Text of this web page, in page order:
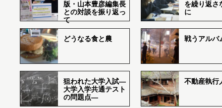
版・山本豊彦編集長
との対談を振り返っ
て
を繰り返さ
に
どうなる食と農 戦うアルバ
狙われた大学入試―
大学入学共通テスト
の問題点―
不動産執行